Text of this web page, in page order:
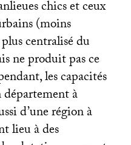
chics et ceux
(moins
centralisé du
ne produit pas ce
les capacités
à
d’une région à
lieu à des